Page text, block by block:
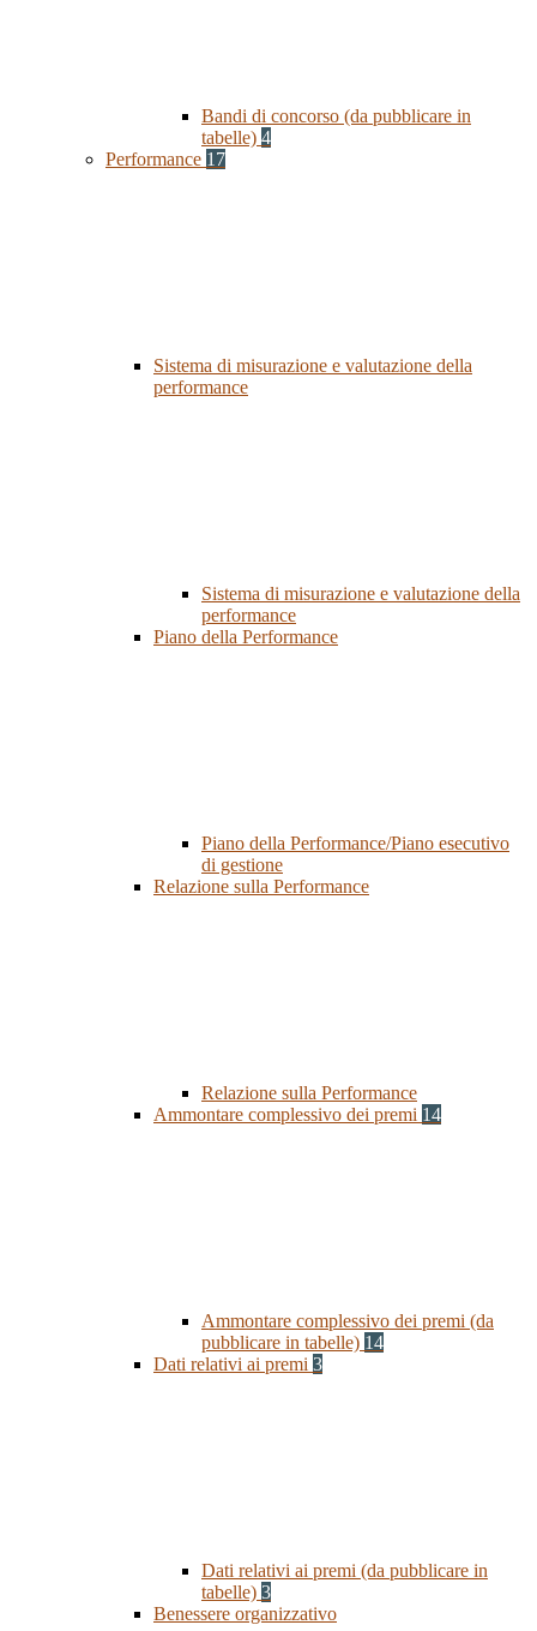
Bandi di concorso (da pubblicare in
tabelle) 4
Performance 17
Sistema di misurazione e valutazione della
performance
Sistema di misurazione e valutazione della
performance
Piano della Performance
Piano della Performance/Piano esecutivo
di gestione
Relazione sulla Performance
Relazione sulla Performance
Ammontare complessivo dei premi 14
Ammontare complessivo dei premi (da
pubblicare in tabelle) 14
Dati relativi ai premi 3
Dati relativi ai premi (da pubblicare in
tabelle) 3
Benessere organizzativo